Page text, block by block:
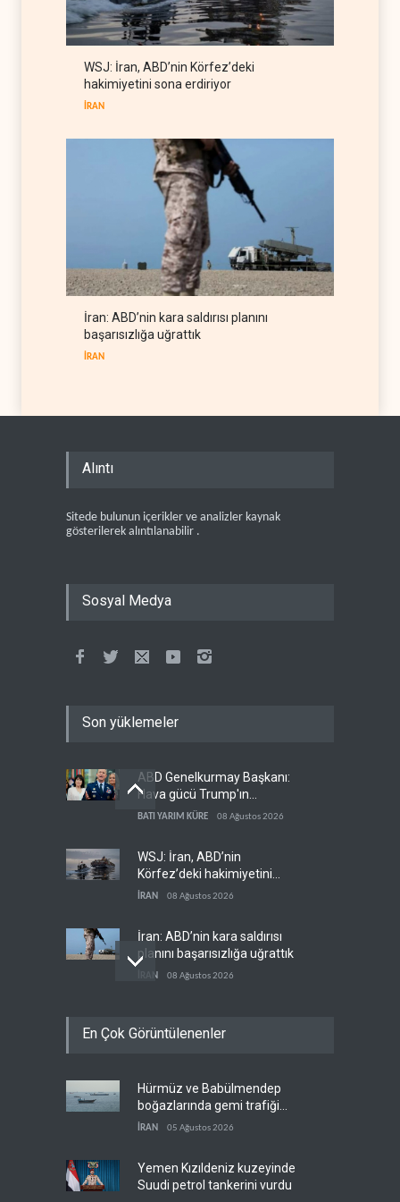
kaynaklarını tüketiyor
BATI YARIM KÜRE 08 Ağustos 2026
Hürmüz Boğazı denetimini
doğrudan İran ve Umman'a
WSJ: İran, ABD’nin Körfez’deki
hakimiyetini sona erdiriyor
İRAN
İran: ABD’nin kara saldırısı planını
başarısızlığa uğrattık
İRAN
Alıntı
Sitede bulunun içerikler ve analizler kaynak
gösterilerek alıntılanabilir .
Sosyal Medya
Son yüklemeler
ABD Genelkurmay Başkanı:
Hava gücü Trump'ın
hedeflerine yetmez
BATI YARIM KÜRE 08 Ağustos 2026
WSJ: İran, ABD’nin
Körfez’deki hakimiyetini
sona erdiriyor
İRAN 08 Ağustos 2026
İran: ABD’nin kara saldırısı
planını başarısızlığa uğrattık
İRAN 08 Ağustos 2026
‘silahsızlandırılmasını’ kim
Bekai'den Trump’a ‘savaş
ganimeti’ yanıtı: Önce savaşı
kazan08 Ağustos 2026
En Çok Görüntülenenler
Hürmüz ve Babülmendep
boğazlarında gemi trafiği
durağan seyrini koruyor
İRAN 05 Ağustos 2026
Yemen Kızıldeniz kuzeyinde
Suudi petrol tankerini vurdu